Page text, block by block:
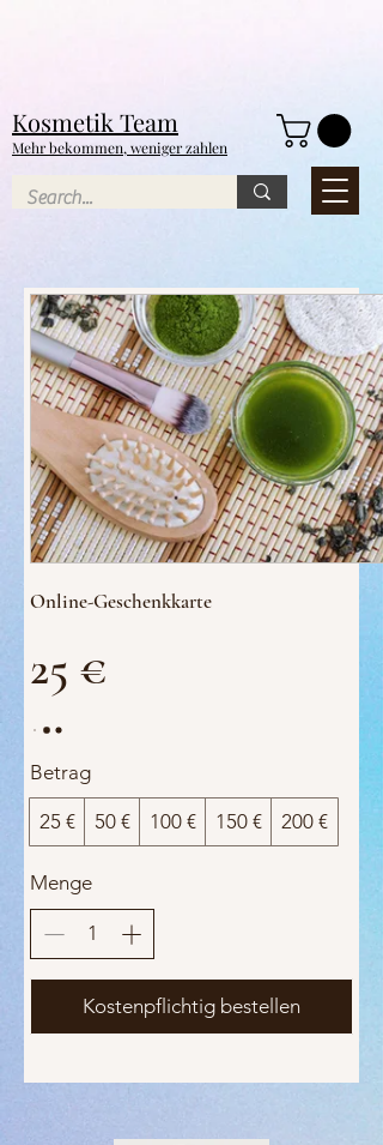
Kosmetik Team
Mehr bekommen, weniger zahlen
Online-Geschenkkarte
25 €
Betrag
25 € 50 € 100 € 150 € 200 €
Menge
Kostenpflichtig bestellen